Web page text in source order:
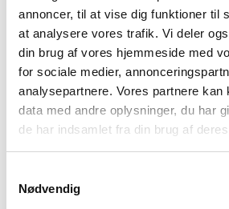
annoncer, til at vise dig funktioner til
at analysere vores trafik. Vi deler
din brug af vores hjemmeside med
for sociale medier,
analysepartnere. Vores partnere kan
data med andre oplysninger, du har
de har indsamlet fra din brug af
Nødvendig
Hundene afprøves på tre baner:
ænder fra vand, apportering af
apportering af hårvildt. Hundene
arbejdsglæde og vilje, de skal
skal evne at markere udkastede
skal vise selvstændigt søg, og de
opsamle og bringe fundet vildt
deres fører.